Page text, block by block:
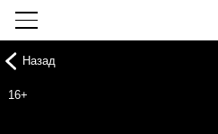
Назад
16+